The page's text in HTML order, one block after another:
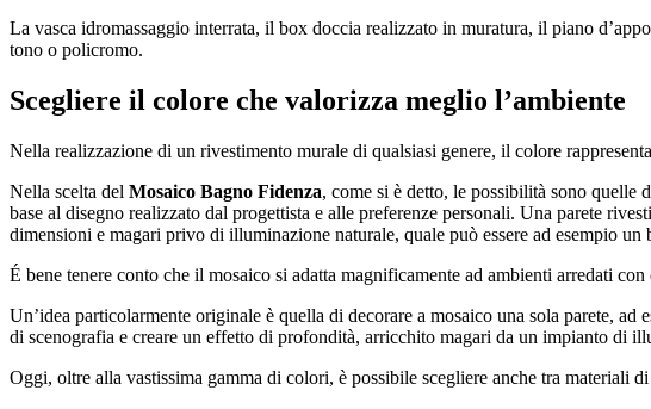
La vasca idromassaggio interrata, il box doccia realizzato in muratura, il piano
tono o policromo.
Scegliere il colore che valorizza meglio l’ambiente
Nella realizzazione di un rivestimento murale di qualsiasi genere, il colore
Nella scelta del Mosaico Bagno Fidenza, come si è detto, le possibilità sono quelle
base al disegno realizzato dal progettista e alle preferenze personali. Una parete
dimensioni e magari privo di illuminazione naturale, quale può essere ad esempio
É bene tenere conto che il mosaico si adatta magnificamente ad ambienti arredati
Un’idea particolarmente originale è quella di decorare a mosaico una sola parete,
di scenografia e creare un effetto di profondità, arricchito magari da un impianto di
Oggi, oltre alla vastissima gamma di colori, è possibile scegliere anche tra materiali